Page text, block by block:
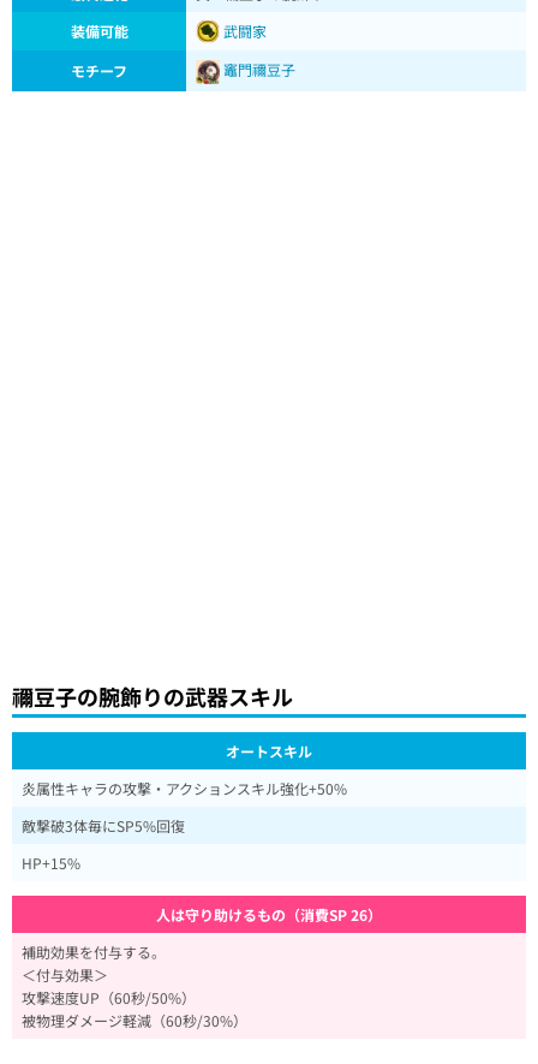
装備可能
武闘家
モチーフ
竈門禰豆子
禰豆子の腕飾りの武器スキル
オートスキル
炎属性キャラの攻撃・アクションスキル強化+50%
敵撃破3体毎にSP5%回復
HP+15%
人は守り助けるもの（消費SP 26）
補助効果を付与する。
＜付与効果＞
攻撃速度UP（60秒/50%）
被物理ダメージ軽減（60秒/30%）